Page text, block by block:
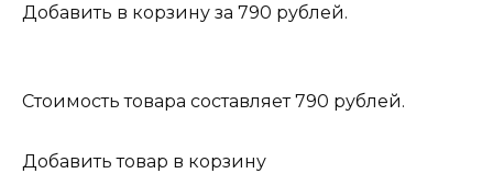
Добавить в корзину за 790 рублей.
Стоимость товара составляет 790 рублей.
Добавить товар в корзину